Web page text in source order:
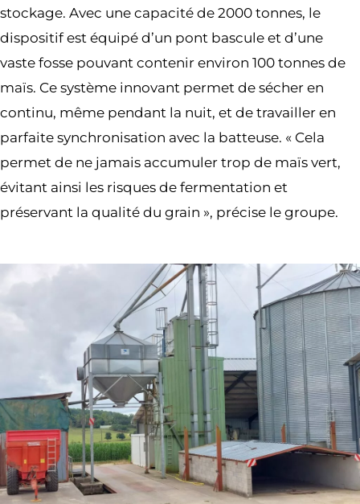
stockage. Avec une capacité de 2000 tonnes, le
dispositif est équipé d’un pont bascule et d’une
vaste fosse pouvant contenir environ 100 tonnes de
maïs. Ce système innovant permet de sécher en
continu, même pendant la nuit, et de travailler en
parfaite synchronisation avec la batteuse. « Cela
permet de ne jamais accumuler trop de maïs vert,
évitant ainsi les risques de fermentation et
préservant la qualité du grain », précise le groupe.